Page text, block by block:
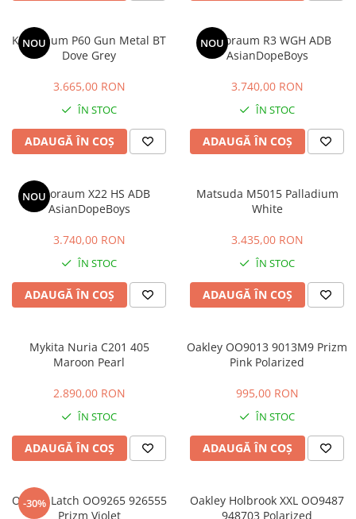
Last Chance %
Last chance %
DILEM
DIOR
DOLCE GABBANA
FACE A FACE
KUBORAUM
LA LOOP
LINDA FARROW
MASSADA
MATSUDA
MAUI JIM
MIU MIU
NOU
Kuboraum P60 Gun Metal BT
Dove Grey
3.665,00 RON
ÎN STOC
ADAUGĂ ÎN COȘ
NOU
Kuboraum R3 WGH ADB
AsianDopeBoys
3.740,00 RON
ÎN STOC
ADAUGĂ ÎN COȘ
NOU
Kuboraum X22 HS ADB
AsianDopeBoys
3.740,00 RON
ÎN STOC
ADAUGĂ ÎN COȘ
Matsuda M5015 Palladium
White
3.435,00 RON
ÎN STOC
ADAUGĂ ÎN COȘ
Mykita Nuria C201 405
Maroon Pearl
2.890,00 RON
ÎN STOC
ADAUGĂ ÎN COȘ
Oakley OO9013 9013M9 Prizm
Pink Polarized
995,00 RON
ÎN STOC
ADAUGĂ ÎN COȘ
-30%
Oakley Latch OO9265 926555
Prizm Violet
Oakley Holbrook XXL OO9487
948703 Polarized